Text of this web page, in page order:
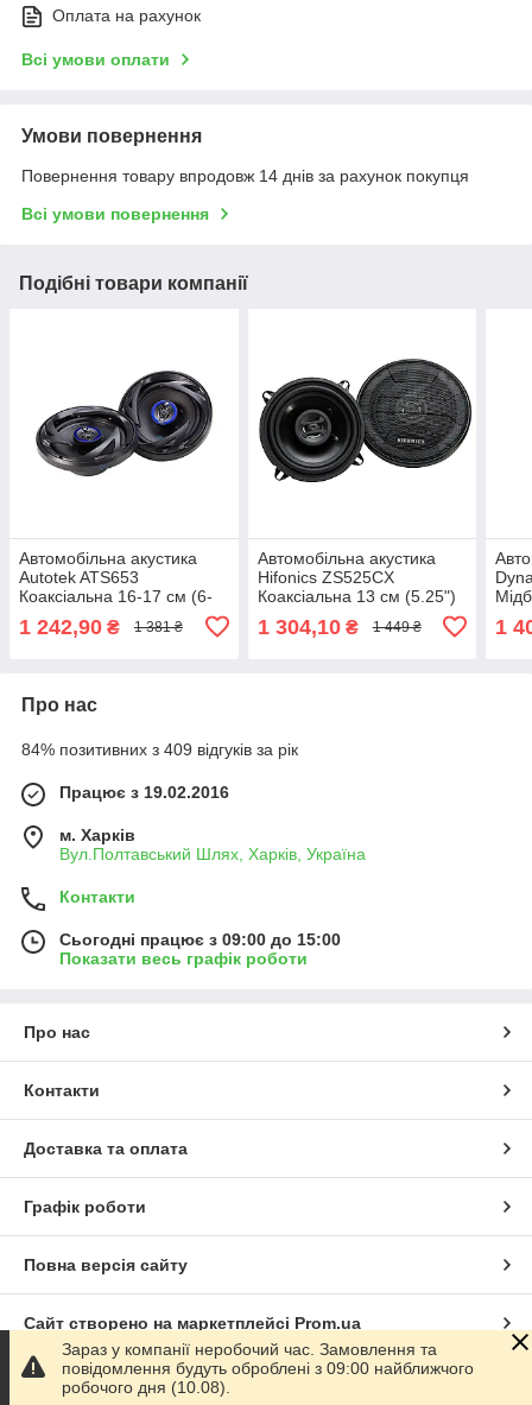
Оплата на рахунок
Всі умови оплати
Умови повернення
Повернення товару впродовж 14 днів за рахунок покупця
Всі умови повернення
Подібні товари компанії
Автомобільна акустика
Autotek ATS653
Коаксіальна 16-17 см (6-
1 242,90 ₴ 1 381 ₴
Автомобільна акустика
Hifonics ZS525CX
Коаксіальна 13 см (5.25")
1 304,10₴ 1 449 ₴ 1
Про нас
84% позитивних з 409 відгуків за рік
Працює з 19.02.2016
м. Харків
Вул.Полтавський Шлях, Харків, Україна
Контакти
Сьогодні працює з 09:00 до 15:00
Показати весь графік роботи
Про нас
Контакти
Доставка та оплата
Графік роботи
Повна версія сайту
Сайт створено на маркетплейсі Prom.ua
Політика конфіденційності
Зараз у компанії неробочий час. Замовлення та
повідомлення будуть оброблені з 09:00 найближчого
робочого дня (10.08).